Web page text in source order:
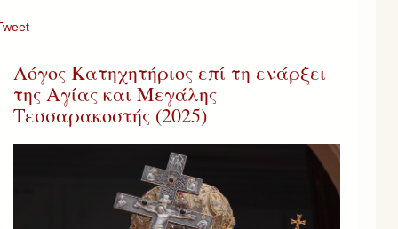
Λόγος Κατηχητήριος επί τη ενάρξει
της Αγίας και Μεγάλης
Τεσσαρακοστής (2025)